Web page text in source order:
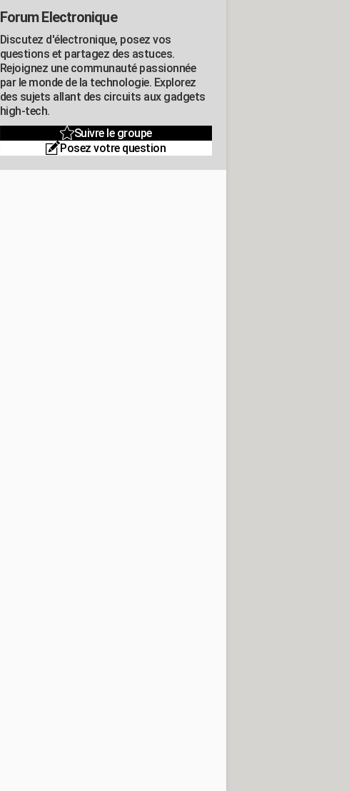
Forum Electronique
Discutez d'électronique, posez vos
questions et partagez des astuces.
Rejoignez une communauté passionnée
par le monde de la technologie. Explorez
des sujets allant des circuits aux gadgets
high-tech.
Suivre le groupe
Posez votre question